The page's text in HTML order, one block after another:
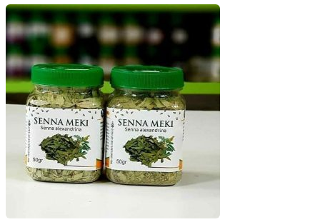
fytyre
me
shafran
të
Indisë)